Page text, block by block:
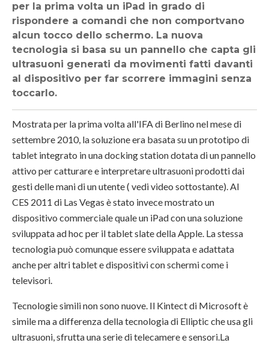
per la prima volta un iPad in grado di
rispondere a comandi che non comportvano
alcun tocco dello schermo. La nuova
tecnologia si basa su un pannello che capta gli
ultrasuoni generati da movimenti fatti davanti
al dispositivo per far scorrere immagini senza
toccarlo.
Mostrata per la prima volta all'IFA di Berlino nel mese di
settembre 2010, la soluzione era basata su un prototipo di
tablet integrato in una docking station dotata di un pannello
attivo per catturare e interpretare ultrasuoni prodotti dai
gesti delle mani di un utente ( vedi video sottostante). Al
CES 2011 di Las Vegas è stato invece mostrato un
dispositivo commerciale quale un iPad con una soluzione
sviluppata ad hoc per il tablet slate della Apple. La stessa
tecnologia può comunque essere sviluppata e adattata
anche per altri tablet e dispositivi con schermi come i
televisori.
Tecnologie simili non sono nuove. Il Kintect di Microsoft è
simile ma a differenza della tecnologia di Elliptic che usa gli
ultrasuoni, sfrutta una serie di telecamere e sensori.La